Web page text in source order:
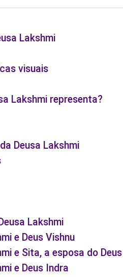
Lakshmi
visuais
Lakshmi representa?
Deusa Lakshmi
Lakshmi
e Deus Vishnu
e Sita, a esposa do
e Deus Indra